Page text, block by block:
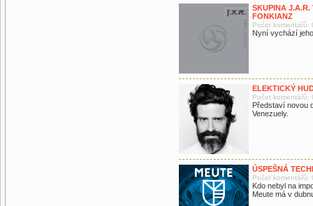
SKUPINA J.A.R.
FONKIANZ
Počet komentářů:
Nyní vychází
ELEKTICKÝ
Počet komentářů:
Představí novou
Venezuely.
ÚSPEŠNÁ
Počet komentářů:
Kdo nebyl na
Meute má v